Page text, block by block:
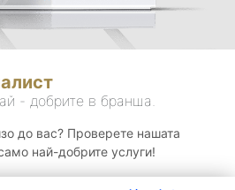
- добрите в бранша.
до вас? Проверете нашата
най-добрите услуги!